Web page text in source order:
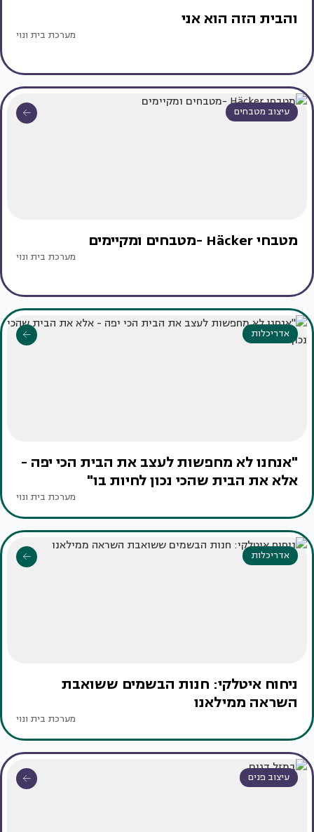
והבית הזה הוא אני
מערכת בית ונוי
עיצוב מטבחים
מטבחי Häcker -מטבחים ומקיימים
מערכת בית ונוי
אדריכלות
"אנחנו לא מחפשות לעצב את הבית הכי יפה -
אלא את הבית שהכי נכון לחיות בו"
מערכת בית ונוי
אדריכלות
ניחוח איטלקי: חנות הבשמים ששואבת
השראה ממילאנו
מערכת בית ונוי
עיצוב פנים